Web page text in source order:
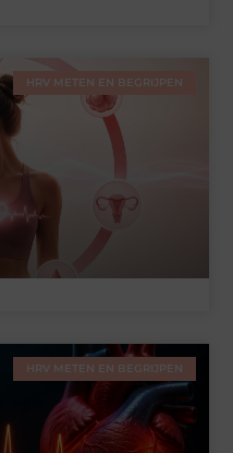
HRV METEN EN BEGRIJPEN
HRV METEN EN BEGRIJPEN